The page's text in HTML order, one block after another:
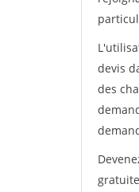
devis
des